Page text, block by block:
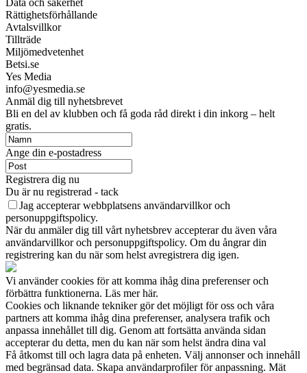
Rättighetsförhållande
Avtalsvillkor
Tillträde
Miljömedvetenhet
Betsi.se
Yes Media
info@yesmedia.se
Anmäl dig till nyhetsbrevet
Bli en del av klubben och få goda råd direkt i din inkorg – helt
gratis.
Ange din e-postadress
Registrera dig nu
Du är nu registrerad - tack
Jag accepterar webbplatsens användarvillkor och
personuppgiftspolicy.
När du anmäler dig till vårt nyhetsbrev accepterar du även våra
användarvillkor och personuppgiftspolicy. Om du ångrar din
registrering kan du när som helst avregistrera dig igen.
Vi använder cookies för att komma ihåg dina preferenser och
förbättra funktionerna. Läs mer här.
Cookies och liknande tekniker gör det möjligt för oss och våra
partners att komma ihåg dina preferenser, analysera trafik och
anpassa innehållet till dig. Genom att fortsätta använda sidan
accepterar du detta, men du kan när som helst ändra dina val
Få åtkomst till och lagra data på enheten. Välj annonser och innehåll
med begränsad data. Skapa användarprofiler för anpassning. Mät